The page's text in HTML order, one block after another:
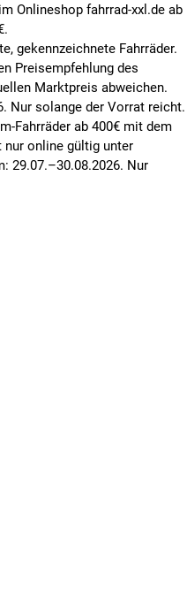
Onlineshop fahrrad-xxl.de ab
gekennzeichnete Fahrräder.
Preisempfehlung des
Marktpreis abweichen.
Nur solange der Vorrat reicht.
Fahrräder ab 400€ mit dem
nur online gültig unter
29.07.–30.08.2026. Nur